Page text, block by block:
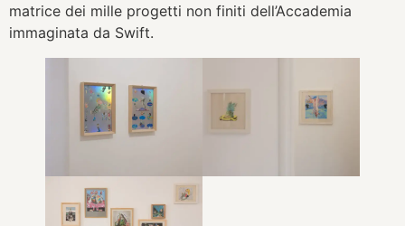
matrice dei mille progetti non finiti dell’Accademia
immaginata da Swift.